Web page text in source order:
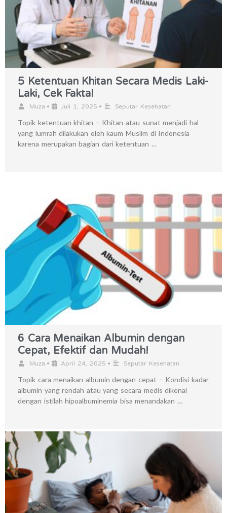
5 Ketentuan Khitan Secara Medis Laki-
Laki, Cek Fakta!
Muza • Juli 1, 2025 • Seputar Kesehatan
Topik ketentuan khitan – Khitan atau sunat menjadi hal
yang lumrah dilakukan oleh kaum Muslim di Indonesia
karena merupakan bagian dari ketentuan …
6 Cara Menaikan Albumin dengan
Cepat, Efektif dan Mudah!
Muza • April 24, 2025 • Seputar Kesehatan
Topik cara menaikan albumin dengan cepat – Kondisi kadar
albumin yang rendah atau yang secara medis dikenal
dengan istilah hipoalbuminemia bisa menandakan …